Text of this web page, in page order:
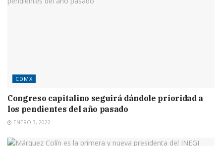
CDMX
Congreso capitalino seguirá dándole prioridad a
los pendientes del año pasado
ENERO 3, 2022